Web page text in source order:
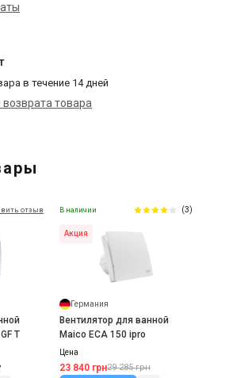
в течение 14 дней
товара
отзыв
T
В наличии (3)
Акция
Германия
Вентилятор для ванной
Maico ECA 150 ipro
Цена
23 840 грн29 285 грн